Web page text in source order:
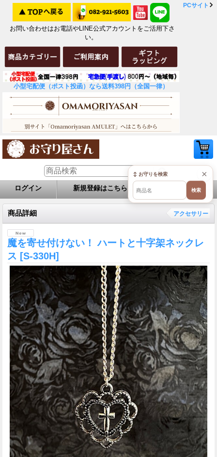
お問い合わせはお電話やLINE公式アカウントをご活用下さ
い。
小型宅配便（ポスト投函）なら送料398円（全国一律）
PCサイト
ログイン 新規登録はこちら お問い合せ
商品詳細 アクセサリー
魔を寄せ付けない！ ハートと十字架ネックレ
ス [S-330H]
×
↕ お守りを検索
検索